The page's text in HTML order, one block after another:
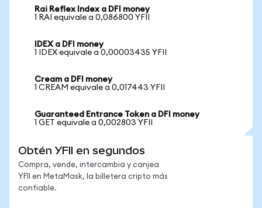
Rai Reflex Index a DFI money
1 RAI equivale a 0,086800 YFII
IDEX a DFI money
1 IDEX equivale a 0,00003435 YFII
Cream a DFI money
1 CREAM equivale a 0,017443 YFII
Guaranteed Entrance Token a DFI money
1 GET equivale a 0,002803 YFII
Obtén YFII en segundos
Compra, vende, intercambia y canjea
YFII en MetaMask, la billetera cripto más
confiable.